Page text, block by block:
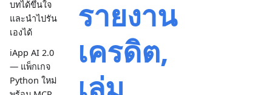
บทได้ขึ้นใจ
และนำไปรัน
เองได้
iApp AI 2.0
— แพ็กเกจ
Python ใหม่
รายงาน
เครดิต,